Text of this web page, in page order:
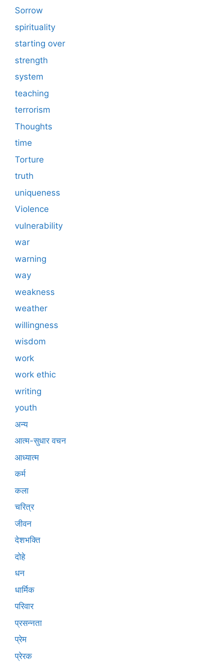
Sorrow
spirituality
starting over
strength
system
teaching
terrorism
Thoughts
time
Torture
truth
uniqueness
Violence
vulnerability
war
warning
way
weakness
weather
willingness
wisdom
work
work ethic
writing
youth
अन्य
आत्म-सुधार वचन
आध्यात्म
कर्म
कला
चरित्र
जीवन
देशभक्ति
दोहे
धन
धार्मिक
परिवार
प्रसन्नता
प्रेम
प्रेरक